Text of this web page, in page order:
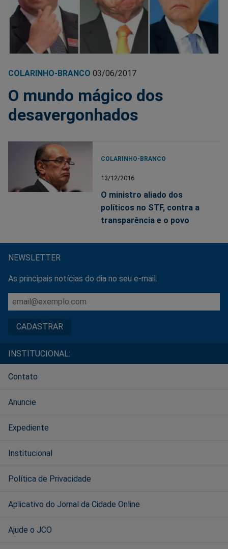
COLARINHO-BRANCO 03/06/2017
O mundo mágico dos
desavergonhados
COLARINHO-BRANCO
13/12/2016
O ministro aliado dos
políticos no STF, contra a
transparência e o povo
NEWSLETTER
As principais notícias do dia no seu e-mail.
INSTITUCIONAL:
Contato
Anuncie
Expediente
Institucional
Política de Privacidade
Aplicativo do Jornal da Cidade Online
Ajude o JCO